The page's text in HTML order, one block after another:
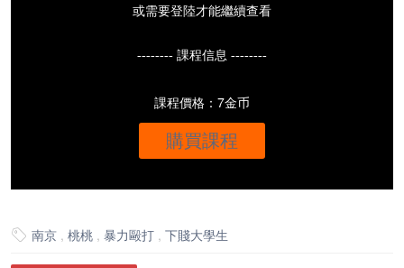
或需要登陸才能繼續查看
-------- 課程信息 --------
課程價格：7金币
購買課程
 南京 , 桃桃 , 暴力毆打 , 下賤大學生